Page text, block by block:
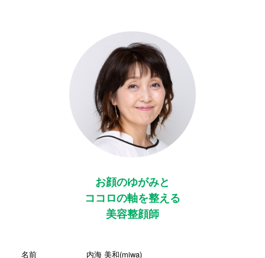
お顔のゆがみと
ココロの軸を整える
美容整顔師
名前 内海 美和(miwa)